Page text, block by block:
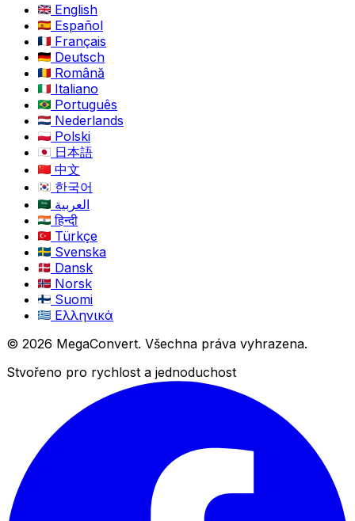
English
Español
Français
Deutsch
Română
Italiano
Português
Nederlands
Polski
日本語
中文
한국어
العربية
हिन्दी
Türkçe
Svenska
Dansk
Norsk
Suomi
Ελληνικά
© 2026 MegaConvert. Všechna práva vyhrazena.
Stvořeno pro rychlost a jednoduchost